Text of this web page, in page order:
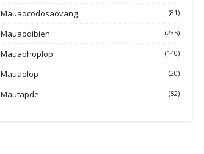
Mauaocodosaovang (81)
Mauaodibien (235)
Mauaohoplop (140)
Mauaolop (20)
Mautapde (52)